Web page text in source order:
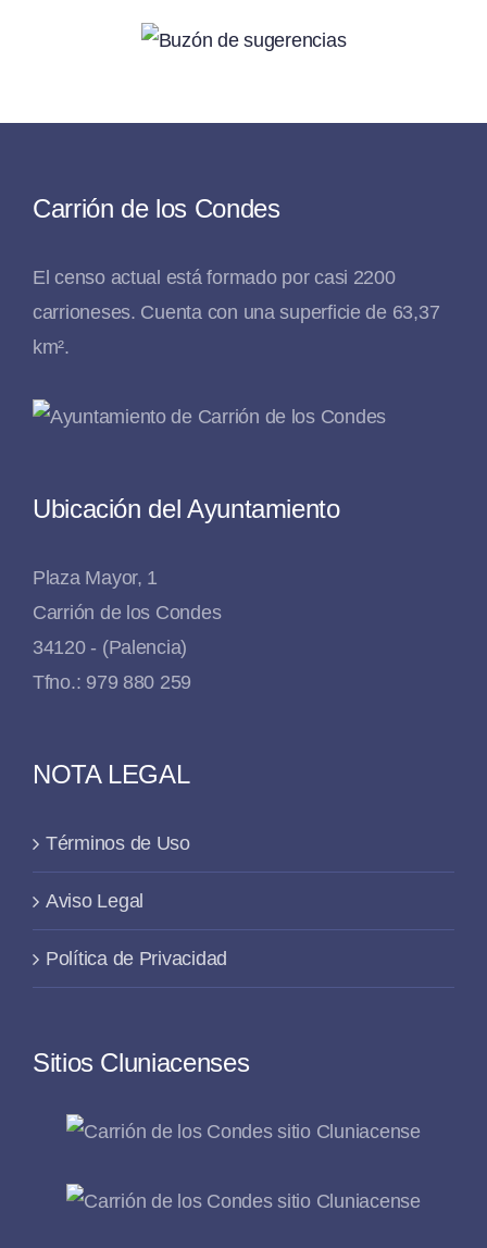
Carrión de los Condes
El censo actual está formado por casi 2200
carrioneses. Cuenta con una superficie de 63,37
km².
Ubicación del Ayuntamiento
Plaza Mayor, 1
Carrión de los Condes
34120 - (Palencia)
Tfno.: 979 880 259
NOTA LEGAL
Términos de Uso
Aviso Legal
Política de Privacidad
Sitios Cluniacenses